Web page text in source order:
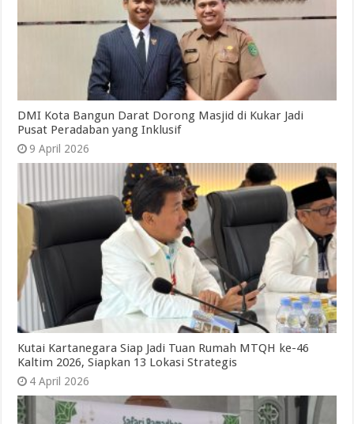
DMI Kota Bangun Darat Dorong Masjid di Kukar Jadi
Pusat Peradaban yang Inklusif
9 April 2026
Kutai Kartanegara Siap Jadi Tuan Rumah MTQH ke-46
Kaltim 2026, Siapkan 13 Lokasi Strategis
4 April 2026